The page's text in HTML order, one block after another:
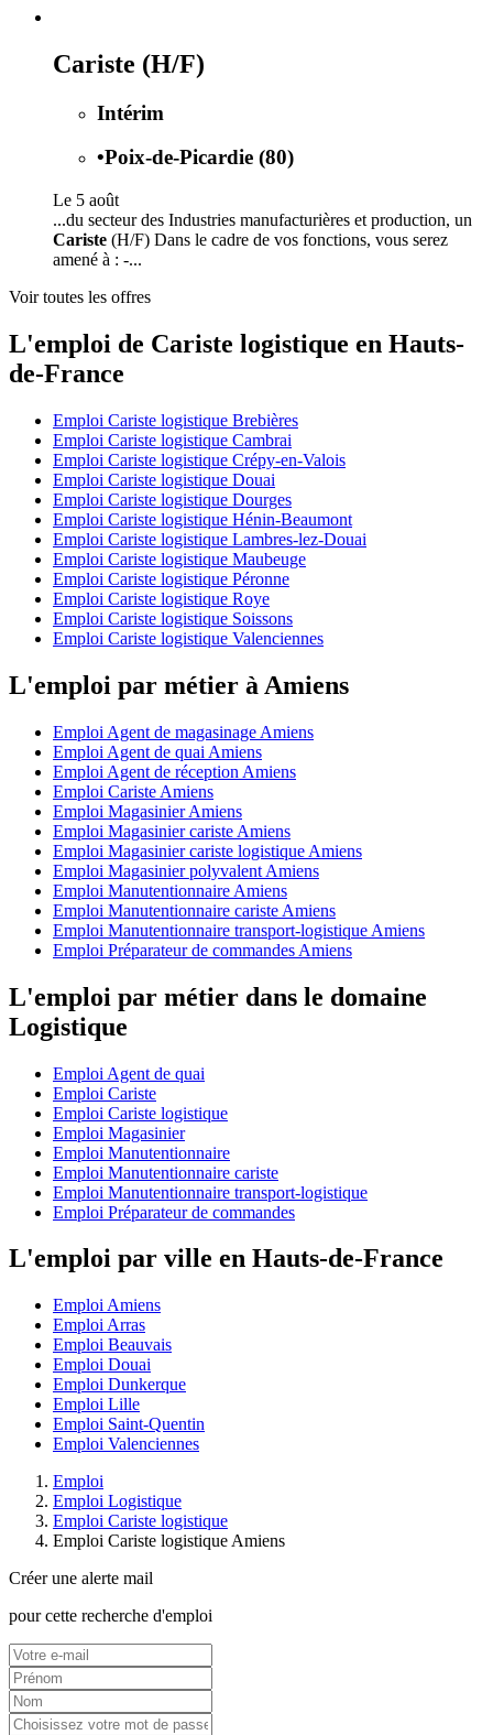
Cariste (H/F)
Intérim
•Poix-de-Picardie (80)
Le 5 août
...du secteur des Industries manufacturières et production, un
Cariste (H/F) Dans le cadre de vos fonctions, vous serez
amené à : -...
Voir toutes les offres
L'emploi de Cariste logistique en Hauts-
de-France
Emploi Cariste logistique Brebières
Emploi Cariste logistique Cambrai
Emploi Cariste logistique Crépy-en-Valois
Emploi Cariste logistique Douai
Emploi Cariste logistique Dourges
Emploi Cariste logistique Hénin-Beaumont
Emploi Cariste logistique Lambres-lez-Douai
Emploi Cariste logistique Maubeuge
Emploi Cariste logistique Péronne
Emploi Cariste logistique Roye
Emploi Cariste logistique Soissons
Emploi Cariste logistique Valenciennes
L'emploi par métier à Amiens
Emploi Agent de magasinage Amiens
Emploi Agent de quai Amiens
Emploi Agent de réception Amiens
Emploi Cariste Amiens
Emploi Magasinier Amiens
Emploi Magasinier cariste Amiens
Emploi Magasinier cariste logistique Amiens
Emploi Magasinier polyvalent Amiens
Emploi Manutentionnaire Amiens
Emploi Manutentionnaire cariste Amiens
Emploi Manutentionnaire transport-logistique Amiens
Emploi Préparateur de commandes Amiens
L'emploi par métier dans le domaine
Logistique
Emploi Agent de quai
Emploi Cariste
Emploi Cariste logistique
Emploi Magasinier
Emploi Manutentionnaire
Emploi Manutentionnaire cariste
Emploi Manutentionnaire transport-logistique
Emploi Préparateur de commandes
L'emploi par ville en Hauts-de-France
Emploi Amiens
Emploi Arras
Emploi Beauvais
Emploi Douai
Emploi Dunkerque
Emploi Lille
Emploi Saint-Quentin
Emploi Valenciennes
Emploi
Emploi Logistique
Emploi Cariste logistique
Emploi Cariste logistique Amiens
Créer une alerte mail
pour cette recherche d'emploi